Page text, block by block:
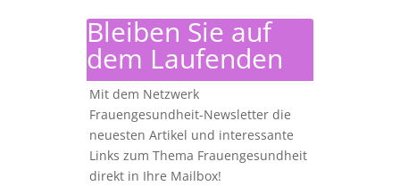
Bleiben Sie auf
dem Laufenden
Mit dem Netzwerk
Frauengesundheit-Newsletter die
neuesten Artikel und interessante
Links zum Thema Frauengesundheit
direkt in Ihre Mailbox!